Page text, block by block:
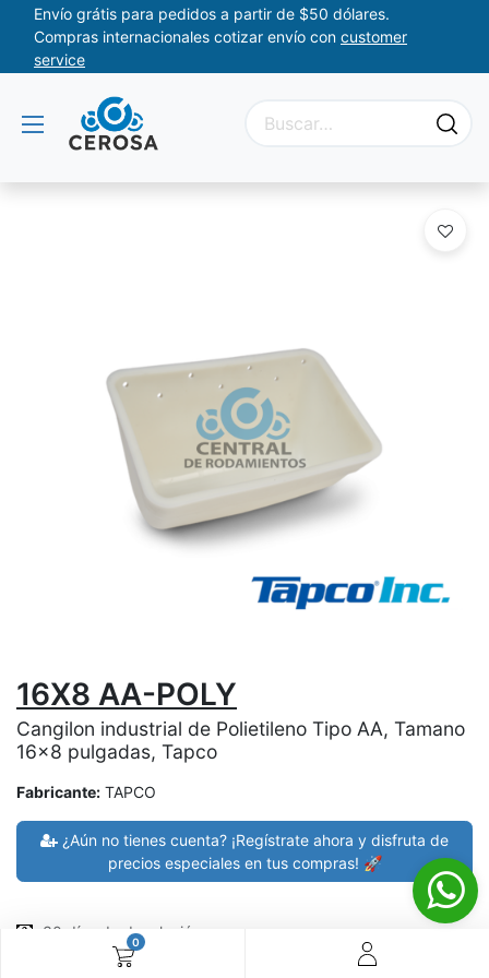
0
Envío grátis para pedidos a partir de $50 dólares.
Compras internacionales cotizar envío con customer
service
16X8 AA-POLY
Cangilon industrial de Polietileno Tipo AA, Tamano
16x8 pulgadas, Tapco
Fabricante: TAPCO
¿Aún no tienes cuenta? ¡Regístrate ahora y disfruta de
precios especiales en tus compras! 🚀
30 días de devolución
devoluciones en 7 días